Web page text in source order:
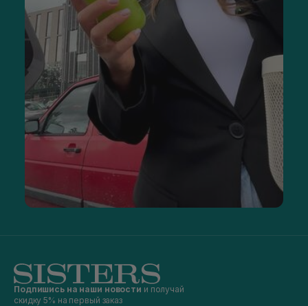
Подпишись на наши новости и получай
скидку 5% на первый заказ